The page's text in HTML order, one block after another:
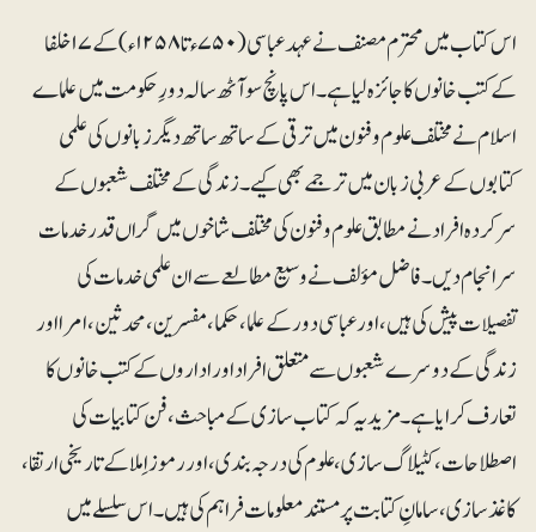
اس کتاب میں محترم مصنف نے عہدعباسی (۷۵۰ء تا ۱۲۵۸ء ) کے ۱۷ خلفا
کے کتب خانوں کا جائزہ لیا ہے۔ اس پانچ سو آٹھ سالہ دورِ حکومت میں علماے
اسلام نے مختلف علوم وفنون میں ترقی کے ساتھ ساتھ دیگر زبانوں کی علمی
کتابوں کے عربی زبان میں ترجمے بھی کیے۔ زندگی کے مختلف شعبوں کے
سرکردہ افراد نے مطابق علوم وفنون کی مختلف شاخوں میں گراں قدر خدمات
سرانجام دیں۔ فاضل مؤلف نے وسیع مطالعے سے ان علمی خدمات کی
تفصیلات پیش کی ہیں، اور عباسی دور کے علما، حکما، مفسرین ،محدثین ، امرا اور
زندگی کے دوسرے شعبوں سے متعلق افراد اور اداروں کے کتب خانوں کا
تعارف کرایا ہے۔ مزید یہ کہ کتاب سازی کے مباحث ، فن کتابیات کی
اصطلاحات، کٹیلاگ سازی ، علوم کی درجہ بندی ، اور رموز اِملا کے تاریخی ارتقا،
کاغذ سازی، سامانِ کتابت پر مستند معلومات فراہم کی ہیں۔ اس سلسلے میں